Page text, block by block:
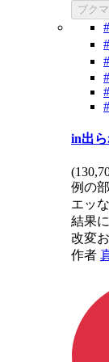
ブクマ
in出
(
例の
エッ
結果
改変
作者